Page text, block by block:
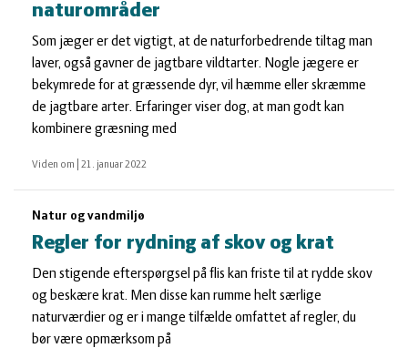
naturområder
Som jæger er det vigtigt, at de naturforbedrende tiltag man
laver, også gavner de jagtbare vildtarter. Nogle jægere er
bekymrede for at græssende dyr, vil hæmme eller skræmme
de jagtbare arter. Erfaringer viser dog, at man godt kan
kombinere græsning med
Viden om 21. januar 2022
Natur og vandmiljø
Regler for rydning af skov og krat
Den stigende efterspørgsel på flis kan friste til at rydde skov
og beskære krat. Men disse kan rumme helt særlige
naturværdier og er i mange tilfælde omfattet af regler, du
bør være opmærksom på